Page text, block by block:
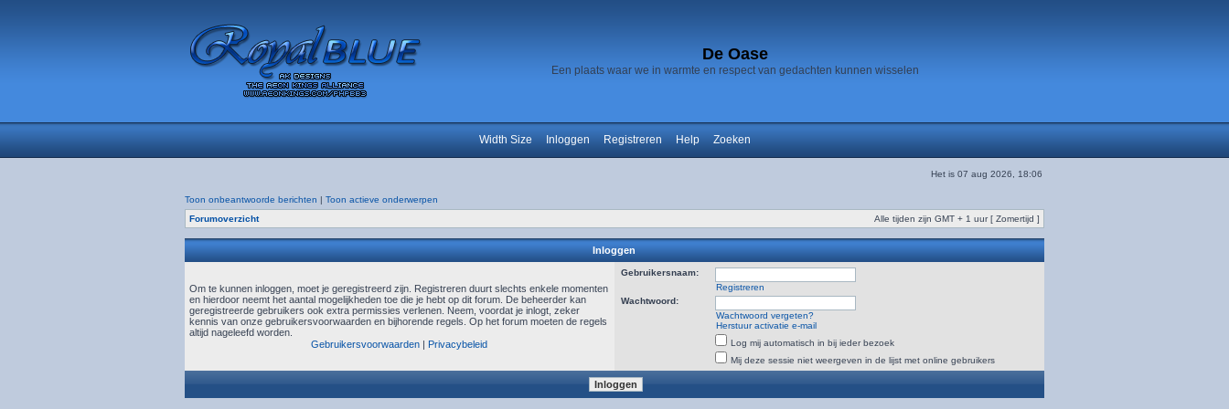
De Oase
Een plaats waar we in warmte en respect van gedachten kunnen wisselen
Width Size Inloggen Registreren Help Zoeken
Het is 07 aug 2026, 18:06
Toon onbeantwoorde berichten | Toon actieve onderwerpen
Forumoverzicht
Alle tijden zijn GMT + 1 uur [ Zomertijd ]
Inloggen
Om te kunnen inloggen, moet je geregistreerd zijn. Registreren duurt slechts enkele momenten
en hierdoor neemt het aantal mogelijkheden toe die je hebt op dit forum. De beheerder kan
geregistreerde gebruikers ook extra permissies verlenen. Neem, voordat je inlogt, zeker
kennis van onze gebruikersvoorwaarden en bijhorende regels. Op het forum moeten de regels
altijd nageleefd worden.
Gebruikersvoorwaarden | Privacybeleid
Gebruikersnaam:
Registreren
Wachtwoord:
Wachtwoord vergeten?
Herstuur activatie e-mail
Log mij automatisch in bij ieder bezoek
Mij deze sessie niet weergeven in de lijst met online gebruikers